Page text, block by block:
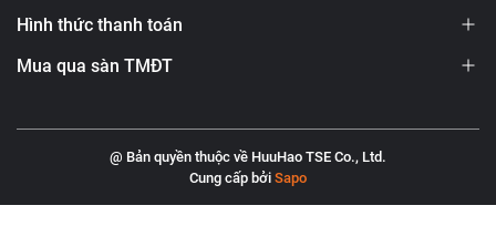
Hình thức thanh toán
Mua qua sàn TMĐT
@ Bản quyền thuộc về HuuHao TSE Co., Ltd.
Cung cấp bởi Sapo